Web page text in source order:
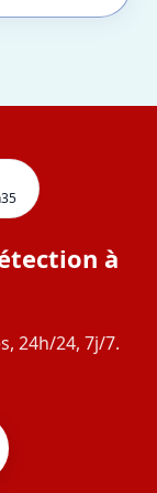
à
24h/24, 7j/7.